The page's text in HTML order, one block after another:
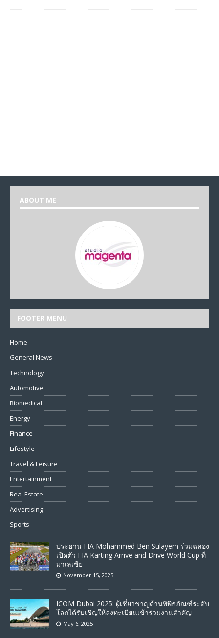
ABOUT ME
FOOTER MENU
Home
General News
Technology
Automotive
Biomedical
Energy
Finance
Lifestyle
Travel & Leisure
Entertainment
Real Estate
Advertising
Sports
ประธาน FIA Mohammed Ben Sulayem ร่วมฉลอง
เปิดตัว FIA Karting Arrive and Drive World Cup ที่
มาเลเซีย
November 15, 2025
ICOM Dubai 2025: ผู้เชี่ยวชาญด้านพิพิธภัณฑ์ระดับ
โลกได้รับเชิญให้ลงทะเบียนเข้าร่วมงานสำคัญ
May 6, 2025